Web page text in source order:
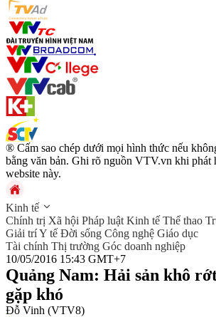
® Cấm sao chép dưới mọi hình thức nếu
bằng văn bản. Ghi rõ nguồn VTV.vn khi phát
website này.
Kinh tế
Chính trị Xã hội Pháp luật Kinh tế Thể thao
Giải tríY tế Đời sống Công nghệ Giáo dục
Tài chính Thị trường Góc doanh nghiệp
10/05/2016 15:43 GMT+7
Quảng Nam: Hải sản khô
gặp khó
Đỗ Vinh (VTV8)